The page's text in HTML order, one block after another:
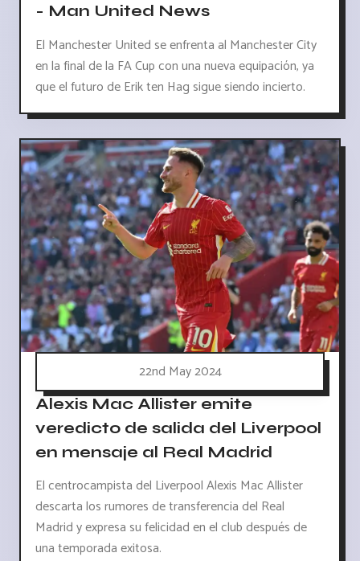
- Man United News
El Manchester United se enfrenta al Manchester City
en la final de la FA Cup con una nueva equipación, ya
que el futuro de Erik ten Hag sigue siendo incierto.
22nd May 2024
Alexis Mac Allister emite
veredicto de salida del Liverpool
en mensaje al Real Madrid
El centrocampista del Liverpool Alexis Mac Allister
descarta los rumores de transferencia del Real
Madrid y expresa su felicidad en el club después de
una temporada exitosa.